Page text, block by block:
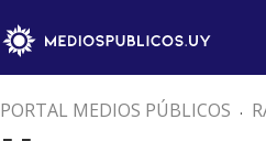
PORTAL MEDIOS PÚBLICOS .